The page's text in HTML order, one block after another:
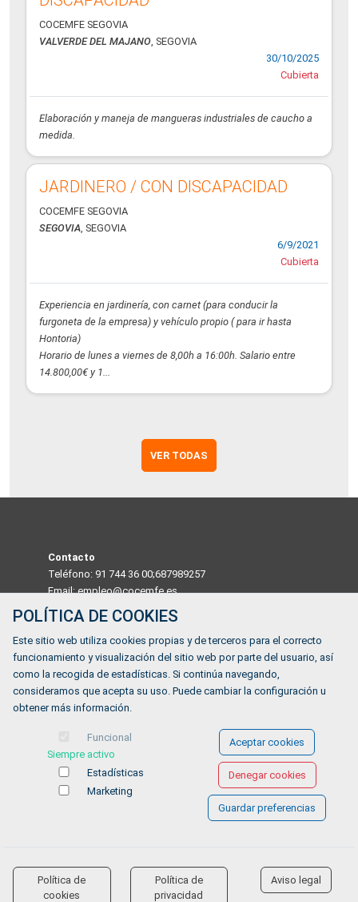
COCEMFE SEGOVIA
VALVERDE DEL MAJANO, SEGOVIA
30/10/2025
Cubierta
Elaboración y maneja de mangueras industriales de caucho a
medida.
JARDINERO / CON DISCAPACIDAD
COCEMFE SEGOVIA
SEGOVIA, SEGOVIA
6/9/2021
Cubierta
Experiencia en jardinería, con carnet (para conducir la
furgoneta de la empresa) y vehículo propio ( para ir hasta
Hontoria)
Horario de lunes a viernes de 8,00h a 16:00h. Salario entre
14.800,00€ y 1...
VER TODAS
Contacto
Teléfono: 91 744 36 00;687989257
Email: empleo@cocemfe.es
Dirección
Calle Luis Cabrera 63 Madrid 28002, MADRID, ESPAÑA
Horario
De lunes a viernes de 9:00 a 14:00
FORMULARIO DE CONTACTO
Aviso legal-Política de privacidad-Política de Cookies-Accesibilidad
POLÍTICA DE COOKIES
Este sitio web utiliza cookies propias y de terceros para el correcto
funcionamiento y visualización del sitio web por parte del usuario, así
como la recogida de estadísticas. Si continúa navegando,
consideramos que acepta su uso. Puede cambiar la configuración u
obtener más información.
Funcional
Siempre activo
Estadísticas
Marketing
Aceptar cookies
Denegar cookies
Guardar preferencias
Política de
cookies
Política de
privacidad
Aviso legal